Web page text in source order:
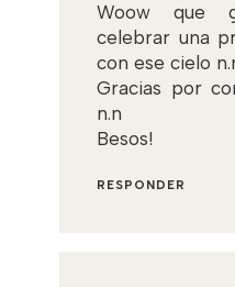
Woow que
celebrar una
con ese cielo
Gracias por
n.n
Besos!
RESPONDER